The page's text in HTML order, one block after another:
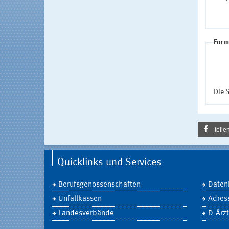
Die
Quicklinks und Services
Berufsgenossenschaften
Unfallkassen
Landesverbände
D-